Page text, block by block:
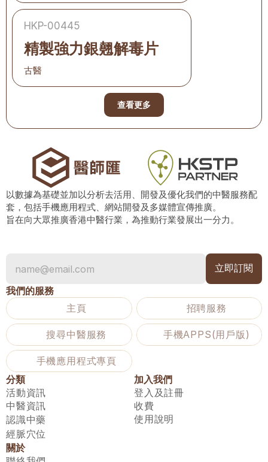
HKP-00445
精製強力銀翹解毒片
古醫
查看更多
以數據為基礎並加以分析去活用、開發及優化我們的中醫服務配
套，包括手機應用程式、網站開發及多媒體宣傳推廣。
旨在向大眾推廣香港中醫行業，為推動行業發展出一分力。
我們的服務
主頁
招聘服務
搜尋中醫服務 手機APPS(用戶版)
手機應用程式專頁
分類
活動資訊
中醫資訊
認識中藥
經脈穴位
加入我們
登入及註冊
收費
使用說明
關於